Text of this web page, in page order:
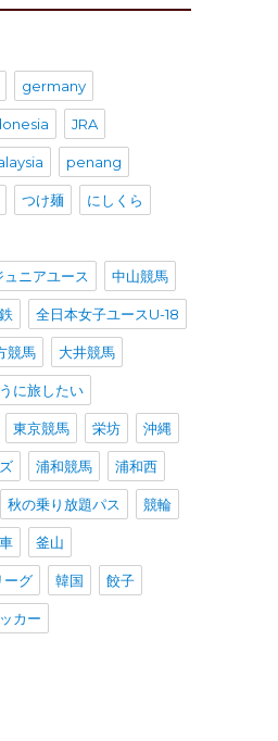
germany
JRA
penang
つけ麺 にしくら
ニアユース 中山競馬
全日本女子ユースU-18
競馬 大井競馬
に旅したい
東京競馬 栄坊 沖縄
浦和競馬 浦和西
秋の乗り放題パス 競輪
釜山
ーグ 韓国 餃子
カー